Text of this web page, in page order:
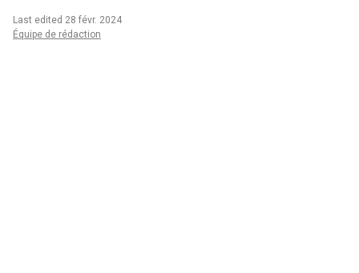
Last edited 28 févr. 2024
Équipe de rédaction